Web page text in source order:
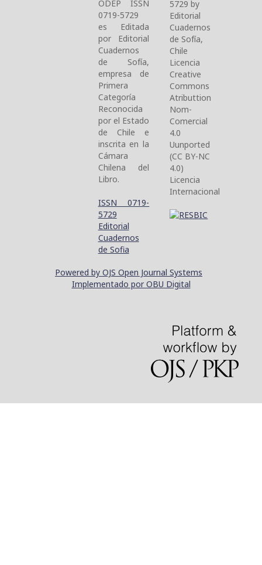
ODEP ISSN
0719-5729
es Editada
por Editorial
Cuadernos
de Sofía,
empresa de
Primera
Categoría
Reconocida
por el Estado
de Chile e
inscrita en la
Cámara
Chilena del
Libro.
ISSN 0719-
5729
Editorial
Cuadernos
de Sofia
5729 by
Editorial
Cuadernos
de Sofía,
Chile
Licencia
Creative
Commons
Atributtion
Nom-
Comercial
4.0
Uunported
(CC BY-NC
4.0)
Licencia
Internacional
Powered by OJS Open Journal Systems
Implementado por OBU Digital